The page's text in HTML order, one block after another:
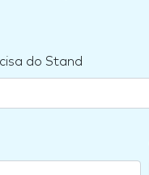
do Stand